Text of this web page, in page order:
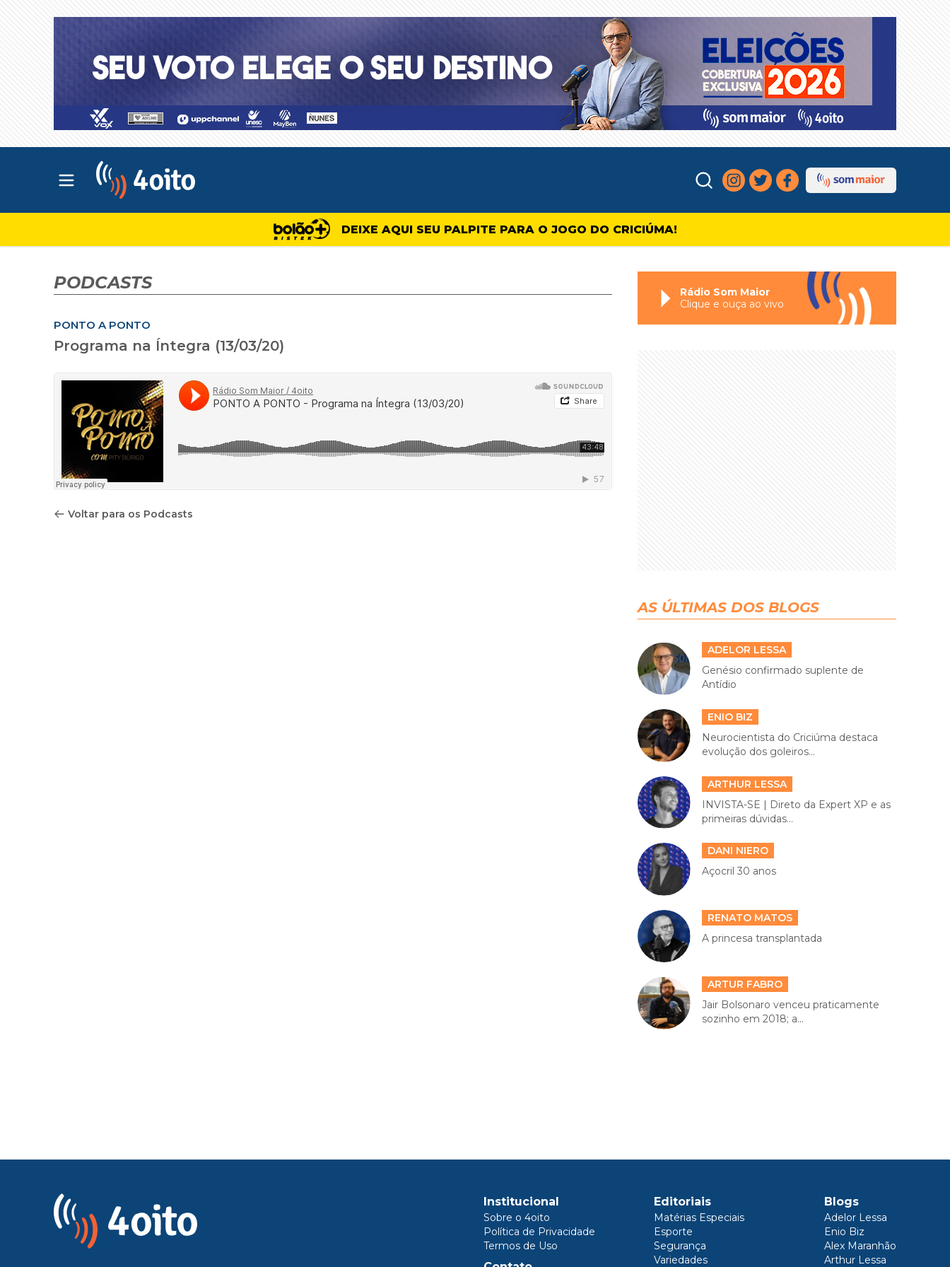
Abrir menu principal
DEIXE AQUI SEU PALPITE PARA O JOGO DO CRICIÚMA!
PODCASTS
PONTO A PONTO
Programa na Íntegra (13/03/20)
Voltar para os Podcasts
Rádio Som Maior
Clique e ouça ao vivo
AS ÚLTIMAS DOS BLOGS
ADELOR LESSA
Genésio confirmado suplente de
Antídio
ENIO BIZ
Neurocientista do Criciúma destaca
evolução dos goleiros...
ARTHUR LESSA
INVISTA-SE | Direto da Expert XP e as
primeiras dúvidas...
DANI NIERO
Açocril 30 anos
RENATO MATOS
A princesa transplantada
ARTUR FABRO
Jair Bolsonaro venceu praticamente
sozinho em 2018; a...
Institucional
Sobre o 4oito
Política de Privacidade
Termos de Uso
Editoriais
Matérias Especiais
Esporte
Segurança
Variedades
Blogs
Adelor Lessa
Enio Biz
Alex Maranhão
Arthur Lessa